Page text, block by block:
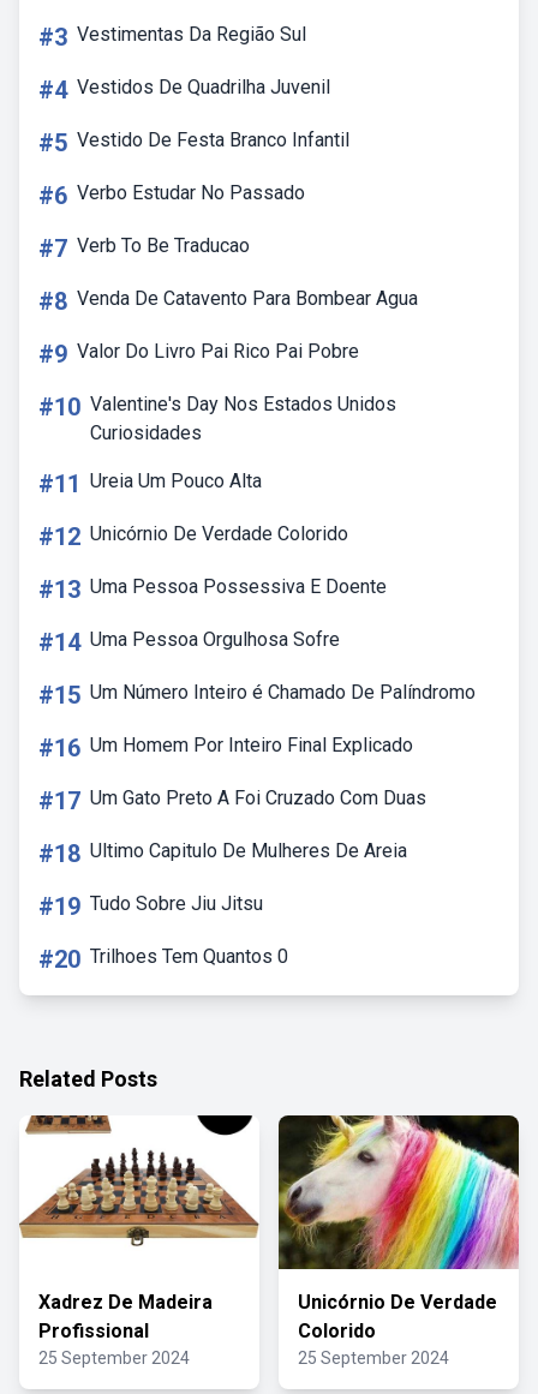
#3 Vestimentas Da Região Sul
#4 Vestidos De Quadrilha Juvenil
#5 Vestido De Festa Branco Infantil
#6 Verbo Estudar No Passado
#7 Verb To Be Traducao
#8 Venda De Catavento Para Bombear Agua
#9 Valor Do Livro Pai Rico Pai Pobre
#10 Valentine's Day Nos Estados Unidos
Curiosidades
#11 Ureia Um Pouco Alta
#12 Unicórnio De Verdade Colorido
#13 Uma Pessoa Possessiva E Doente
#14 Uma Pessoa Orgulhosa Sofre
#15 Um Número Inteiro é Chamado De Palíndromo
#16 Um Homem Por Inteiro Final Explicado
#17 Um Gato Preto A Foi Cruzado Com Duas
#18 Ultimo Capitulo De Mulheres De Areia
#19 Tudo Sobre Jiu Jitsu
#20 Trilhoes Tem Quantos 0
Related Posts
Xadrez De Madeira
Profissional
25 September 2024
Unicórnio De Verdade
Colorido
25 September 2024